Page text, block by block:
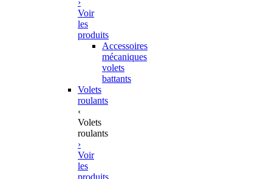
Voir
les
produits
Accessoires
mécaniques
volets
battants
Volets
roulants
‹
Volets
roulants
›
Voir
les
produits